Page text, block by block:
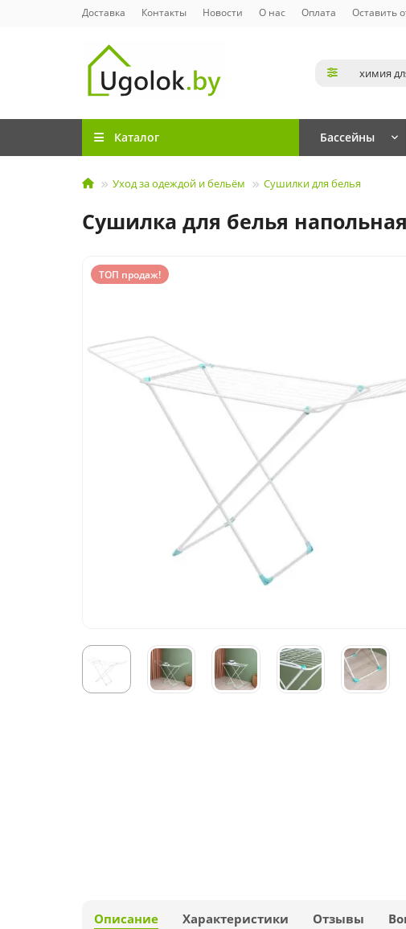
Доставка Контакты Новости О нас Оплата Оставить
Каталог Бассейны
Уход за одеждой и бельём Сушилки для белья
Сушилка для белья
ТОП продаж!
Описание Характеристики Отзывы